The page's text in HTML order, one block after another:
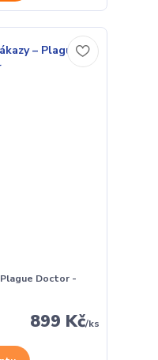
Plague Doctor -
899 Kč/ks